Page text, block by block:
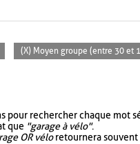
(X) Moyen groupe (entre 30 et
pour rechercher chaque mot
que "garage à vélo".
OR véloretournera souvent